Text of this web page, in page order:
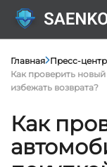
Главная Пресс-центр
Как проверить
избежать возврата?
Как